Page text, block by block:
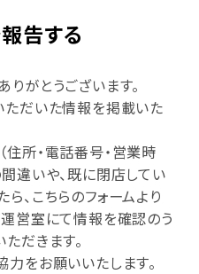
告する
がとうございます。
ただいた情報を掲載いた
所・電話番号・営業時
違いや、既に閉店してい
、こちらのフォームより
営室にて情報を確認のう
だきます。
をお願いいたします。